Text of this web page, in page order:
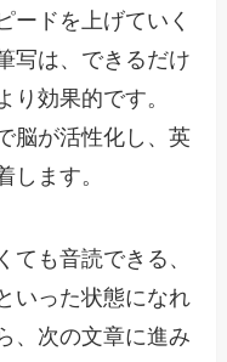
ードを上げていく
写は、できるだけ
り効果的です。
脳が活性化し、英
します。
ても音読できる、
いった状態になれ
、次の文章に進み